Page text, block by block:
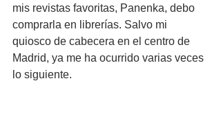
mis revistas favoritas, Panenka, debo
comprarla en librerías. Salvo mi
quiosco de cabecera en el centro de
Madrid, ya me ha ocurrido varias veces
lo siguiente.